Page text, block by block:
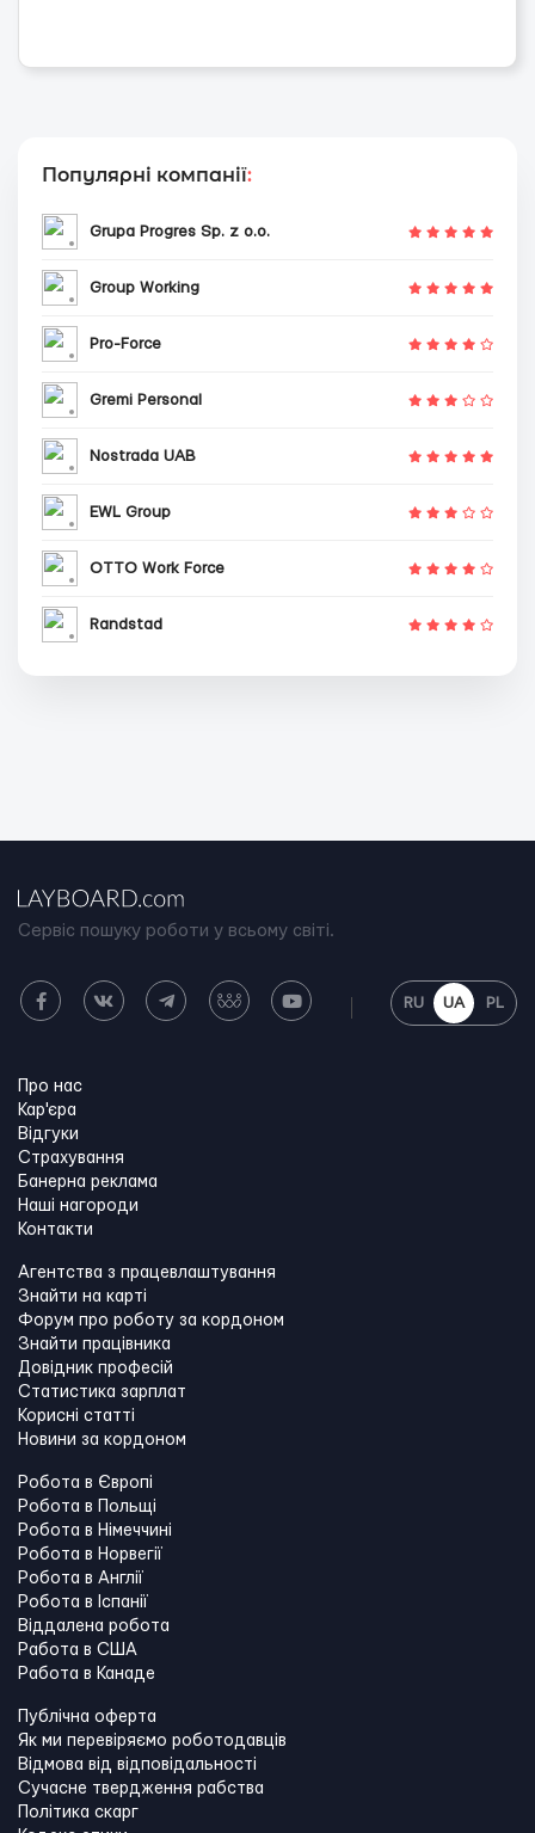
Популярні компанії:
Grupa Progres Sp. z o.o.
Group Working
Pro-Force
Gremi Personal
Nostrada UAB
EWL Group
OTTO Work Force
Randstad
Сервіс пошуку роботи у всьому світі.
RU UA PL
Про нас
Кар'єра
Відгуки
Страхування
Банерна реклама
Наші нагороди
Контакти
Агентства з працевлаштування
Знайти на карті
Форум про роботу за кордоном
Знайти працівника
Довідник професій
Статистика зарплат
Корисні статті
Новини за кордоном
Робота в Європі
Робота в Польщі
Робота в Німеччині
Робота в Норвегії
Робота в Англії
Робота в Іспанії
Віддалена робота
Работа в США
Работа в Канадe
Публічна оферта
Як ми перевіряємо роботодавців
Відмова від відповідальності
Сучасне твердження рабства
Політика скарг